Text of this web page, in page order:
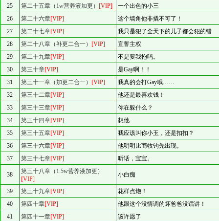
25
第二十五章（1w营养液加更） [VIP]
一个出色的小三
26
第二十六章[VIP]
这个墙角他非撬不可了！
27
第二十七章[VIP]
我只是犯了全天下的儿子都会犯的错
28
第二十八章（补更二合一） [VIP]
宣誓主权
29
第二十九章[VIP]
不是要我抱吗。
30
第三十章[VIP]
是Gay啊！！
31
第三十一章（加更二合一） [VIP]
我真的会打Gay哦……
32
第三十二章[VIP]
他还是最喜欢钱！
33
第三十三章[VIP]
你在躲什么？
34
第三十四章[VIP]
想他
35
第三十五章[VIP]
我应该叫你小玉，还是扣扣？
36
第三十六章[VIP]
他明明比商牧钧先出现。
37
第三十七章[VIP] 听话，宝宝。
38
第三十八章（1.5w营养液加更）
[VIP]
小白痴
39 第三十九章[VIP]
花样点炮！
40
第四十章[VIP]
他跟这个没情调的坏爸爸没话讲！
41
第四十一章[VIP]
该许愿了